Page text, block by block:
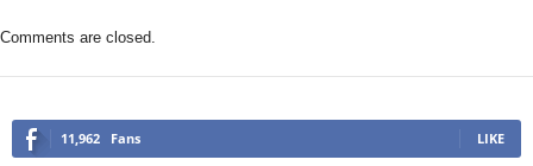
Comments are closed.
11,962 Fans LIKE